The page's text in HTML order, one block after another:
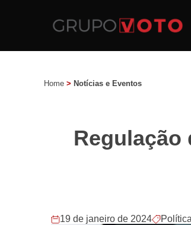
Home > Notícias e Eventos
Regulação
19 de janeiro de 2024 Política